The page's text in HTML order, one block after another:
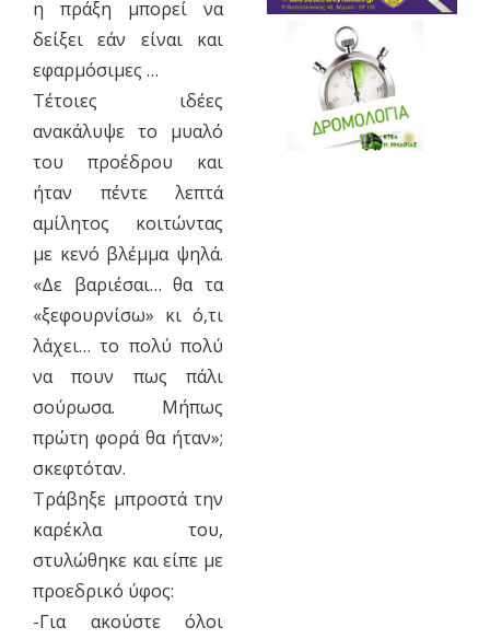
η πράξη μπορεί να
δείξει εάν είναι και
εφαρμόσιμες …
Τέτοιες ιδέες
ανακάλυψε το μυαλό
του προέδρου και
ήταν πέντε λεπτά
αμίλητος κοιτώντας
με κενό βλέμμα ψηλά.
«Δε βαριέσαι… θα τα
«ξεφουρνίσω» κι ό,τι
λάχει… το πολύ πολύ
να πουν πως πάλι
σούρωσα. Μήπως
πρώτη φορά θα ήταν»;
σκεφτόταν.
Τράβηξε μπροστά την
καρέκλα του,
στυλώθηκε και είπε με
προεδρικό ύφος:
-Για ακούστε όλοι